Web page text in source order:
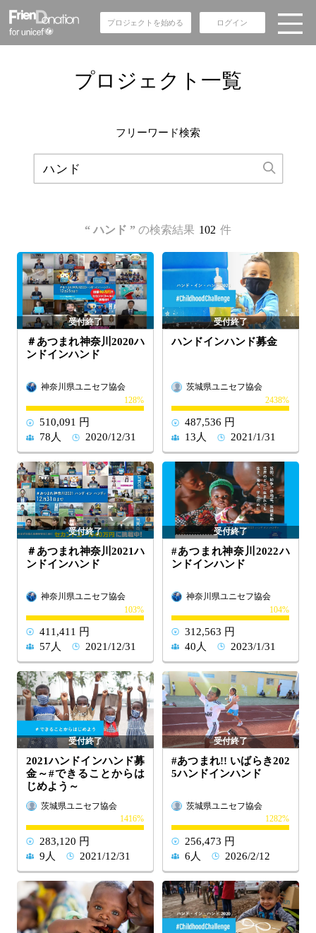
プロジェクトを始める ログイン
プロジェクト一覧
フリーワード検索
“ ハンド ”の検索結果 102 件
＃あつまれ神奈川2020ハ
ンドインハンド
神奈川県ユニセフ協会
128
510,091 円
78人
2020/12/31
ハンドインハンド募金
茨城県ユニセフ協会
2438
487,536 円
13人
2021/1/31
＃あつまれ神奈川2021ハ
ンドインハンド
神奈川県ユニセフ協会
103
411,411 円
57人
2021/12/31
#あつまれ神奈川2022ハ
ンドインハンド
神奈川県ユニセフ協会
104
312,563 円
40人
2023/1/31
2021ハンドインハンド募
金～#できることからは
じめよう～
茨城県ユニセフ協会
1416
283,120 円
9人
2021/12/31
#あつまれ!! いばらき202
5ハンドインハンド
茨城県ユニセフ協会
1282
256,473 円
6人
2026/2/12